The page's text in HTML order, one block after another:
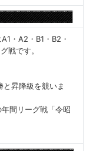
・A2・B1・B2・
戦です。
昇降級を競いま
間リーグ戦「令昭